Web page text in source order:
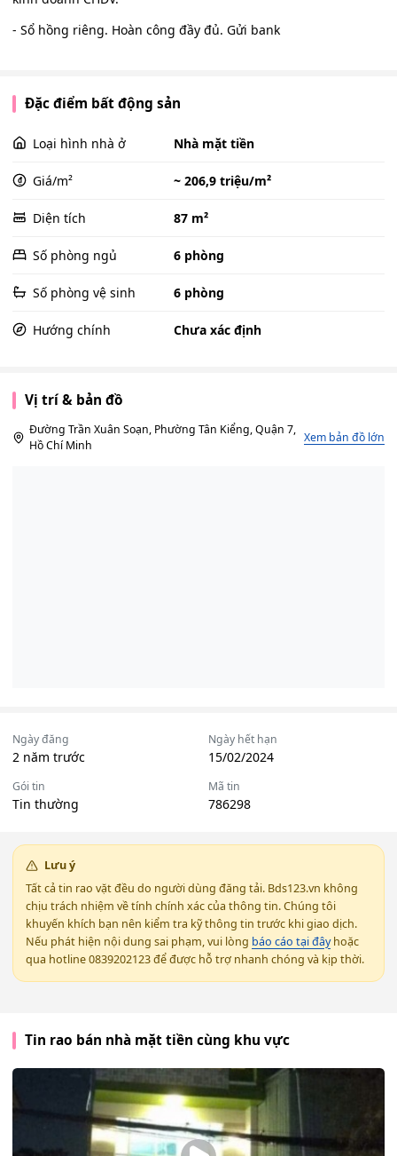
- Sổ hồng riêng. Hoàn công đầy đủ. Gửi bank
Đặc điểm bất động sản
Loại hình nhà ở Nhà mặt tiền
Giá/m² ~ 206,9 triệu/m²
Diện tích 87 m²
Số phòng ngủ 6 phòng
Số phòng vệ sinh 6 phòng
Hướng chính Chưa xác định
Vị trí & bản đồ
Đường Trần Xuân Soạn, Phường Tân Kiểng, Quận 7,
Hồ Chí Minh
Xem bản đồ lớn
Ngày đăng
2 năm trước
Ngày hết hạn
15/02/2024
Gói tin
Tin thường
Mã tin
786298
Lưu ý
Tất cả tin rao vặt đều do người dùng đăng tải. Bds123.vn không
chịu trách nhiệm về tính chính xác của thông tin. Chúng tôi
khuyến khích bạn nên kiểm tra kỹ thông tin trước khi giao dịch.
Nếu phát hiện nội dung sai phạm, vui lòng báo cáo tại đâyhoặc
qua hotline 0839202123 để được hỗ trợ nhanh chóng và kịp thời.
Tin rao bán nhà mặt tiền cùng khu vực